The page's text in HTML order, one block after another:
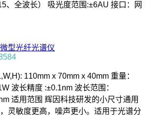
、全波长） 吸光度范围:±6AU 接口：网
型光纤光谱仪
110mm x 70mm x 40mm 重量：
波长精度 :±0.1nm 波长范围：
适用范围 辉因科技研发的小尺寸通用
灵敏度更高，噪声更小。适用于光谱分